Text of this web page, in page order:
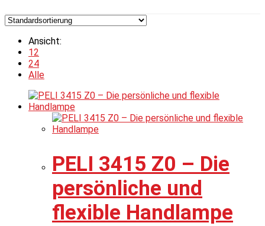
Ansicht:
12
24
Alle
PELI 3415 Z0 – Die
persönliche und
flexible Handlampe